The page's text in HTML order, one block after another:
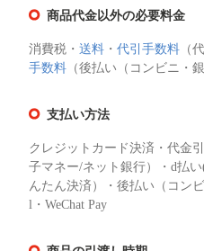
商品代金以外の必要料金
消費税・送料 ・代引手数料 （
手数料 （後払い（コンビニ・
支払い方法
クレジットカード決済・代金
子マネー/ネット銀行）・d払
んたん決済）・後払い（コン
l・WeChat Pay